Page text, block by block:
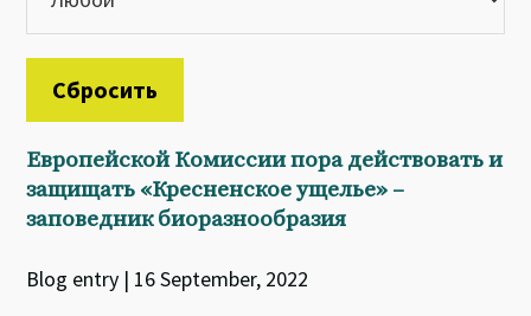
Европейской Комиссии пора действовать и
защищать «Кресненское ущелье» –
заповедник биоразнообразия
Blog entry | 16 September, 2022